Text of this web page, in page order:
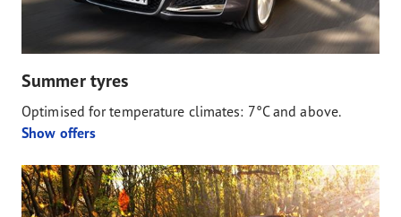
Summer tyres
Optimised for temperature climates: 7°C and above.
Show offers